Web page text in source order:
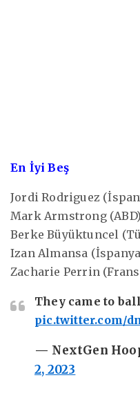
En İyi Beş
Jordi Rodriguez
Mark Armstrong (ABD)
Berke Büyüktuncel
Izan Almansa
Zacharie Perrin
They came to ball
pic.twitter.com/
— NextGen
2, 2023